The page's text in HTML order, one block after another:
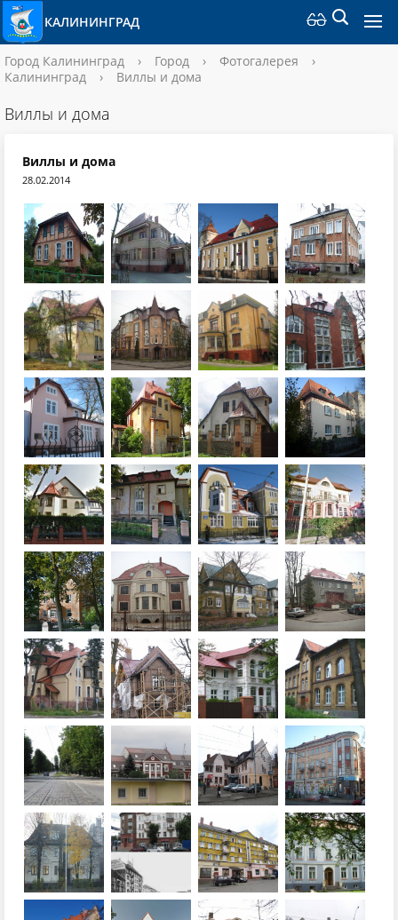
КАЛИНИНГРАД
Город Калининград › Город › Фотогалерея
›
Калининград
› Виллы и дома
Виллы и дома
Виллы и дома
28.02.2014